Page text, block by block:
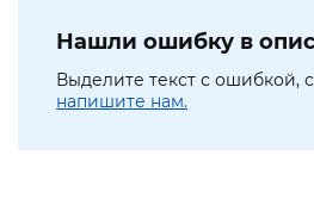
Нашли ошибку в
Выделите текст с ошибкой,
напишите нам.